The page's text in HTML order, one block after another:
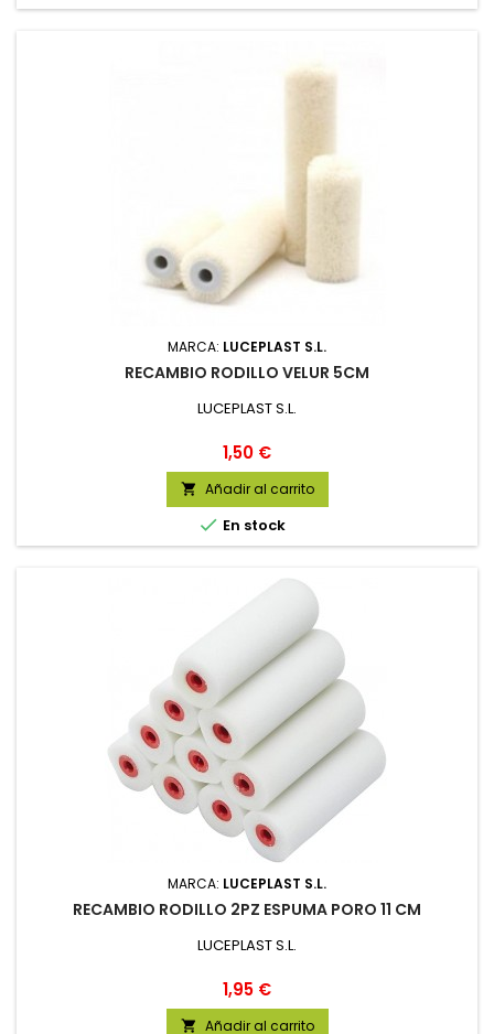
MARCA: LUCEPLAST S.L.
RECAMBIO RODILLO VELUR 5CM
LUCEPLAST S.L.
Precio
1,50 €
 Añadir al carrito
 En stock
MARCA: LUCEPLAST S.L.
RECAMBIO RODILLO 2PZ ESPUMA PORO 11 CM
LUCEPLAST S.L.
Precio
1,95 €
 Añadir al carrito